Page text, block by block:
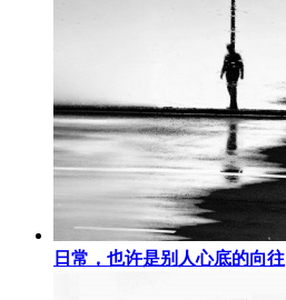
日常，也许是别人心底的向往